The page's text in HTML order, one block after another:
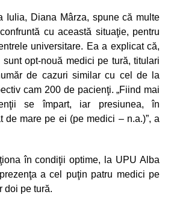
Iulia, Diana Mârza, spune că multe
cu această situaţie, pentru
universitare. Ea a explicat că,
opt-nouă medici pe tură, titulari
de cazuri similar cu cel de la
cam 200 de pacienţi. „Fiind mai
se împart, iar presiunea, în
de mare pe ei (pe medici – n.a.)”, a
în condiţii optime, la UPU Alba
a cel puţin patru medici pe
doi pe tură.